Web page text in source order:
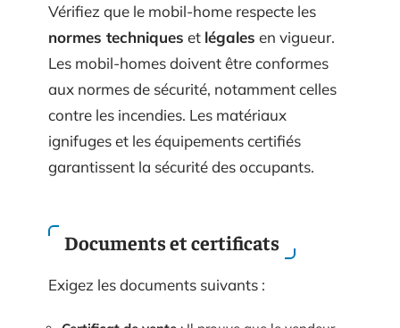
Vérifiez que le mobil-home respecte les
normes techniques et légales en vigueur.
Les mobil-homes doivent être conformes
aux normes de sécurité, notamment celles
contre les incendies. Les matériaux
ignifuges et les équipements certifiés
garantissent la sécurité des occupants.
Documents et certificats
Exigez les documents suivants :